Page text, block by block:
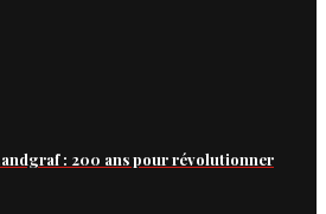
: 200 ans pour révolutionner